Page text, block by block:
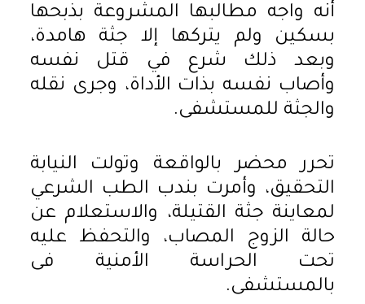
أنه واجه مطالبها المشروعة بذبحها
بسكين ولم يتركها إلا جثة هامدة،
وبعد ذلك شرع في قتل نفسه
وأصاب نفسه بذات الأداة، وجرى نقله
والجثة للمستشفى.
تحرر محضر بالواقعة وتولت النيابة
التحقيق، وأمرت بندب الطب الشرعي
لمعاينة جثة القتيلة، والاستعلام عن
حالة الزوج المصاب، والتحفظ عليه
تحت الحراسة الأمنية فى
بالمستشفى.